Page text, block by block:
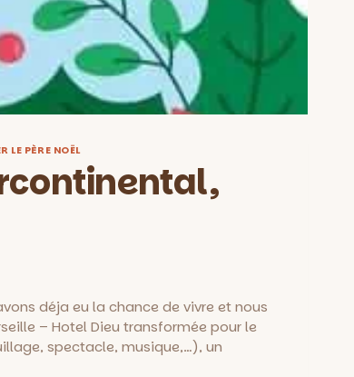
LE PÈRE NOËL
déja eu la chance de vivre et nous
– Hotel Dieu transformée pour le
spectacle, musique,…), un